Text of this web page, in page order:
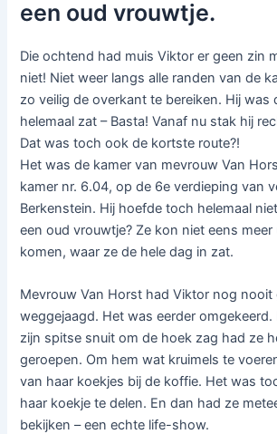
een oud vrouwtje.
Die ochtend had muis Viktor er geen zin
niet! Niet weer langs alle randen van de
zo veilig de overkant te bereiken. Hij was
helemaal zat – Basta! Vanaf nu stak hij
Dat was toch ook de kortste route?!
Het was de kamer van mevrouw Van
kamer nr. 6.04, op de 6e verdieping van
Berkenstein. Hij hoefde toch helemaal
een oud vrouwtje? Ze kon niet eens
komen, waar ze de hele dag in zat.
Mevrouw Van Horst had Viktor nog nooit
weggejaagd. Het was eerder omgekeerd.
zijn spitse snuit om de hoek zag had ze
geroepen. Om hem wat kruimels te
van haar koekjes bij de koffie. Het was
haar koekje te delen. En dan had ze
bekijken – een echte life-show.